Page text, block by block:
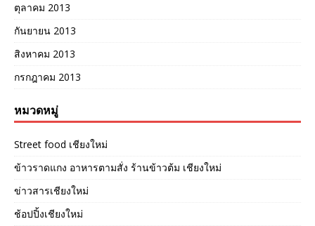
ตุลาคม 2013
กันยายน 2013
สิงหาคม 2013
กรกฎาคม 2013
หมวดหมู่
Street food เชียงใหม่
ข้าวราดแกง อาหารตามสั่ง ร้านข้าวต้ม เชียงใหม่
ข่าวสารเชียงใหม่
ช้อปปิ้งเชียงใหม่